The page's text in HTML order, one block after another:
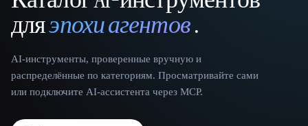
дляэпохи агентов.
AI-инструменты, проверенные вручную и
распределённые по категориям. Просматривайте сами
или подключите AI-ассистента через MCP.